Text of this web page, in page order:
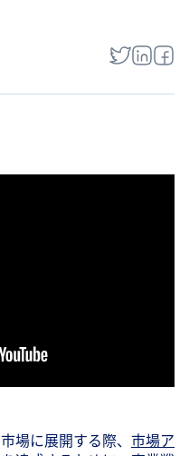
場に展開する際、 市場ア